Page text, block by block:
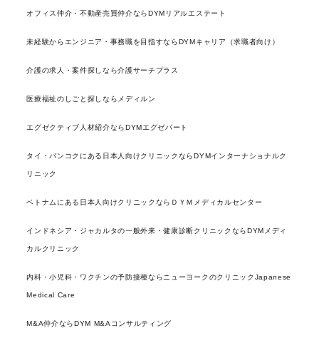
オフィス仲介・不動産売買仲介ならDYMリアルエステート
未経験からエンジニア・事務職を目指すならDYMキャリア（求職者向け）
介護の求人・案件探しなら介護サーチプラス
医療福祉のしごと探しならメディルン
エグゼクティブ人材紹介ならDYMエグゼパート
タイ・バンコクにある日本人向けクリニックならDYMインターナショナルク
リニック
ベトナムにある日本人向けクリニックならＤＹＭメディカルセンター
インドネシア・ジャカルタの一般外来・健康診断クリニックならDYMメディ
カルクリニック
内科・小児科・ワクチンの予防接種ならニューヨークのクリニックJapanese
Medical Care
M&A仲介ならDYM M&Aコンサルティング